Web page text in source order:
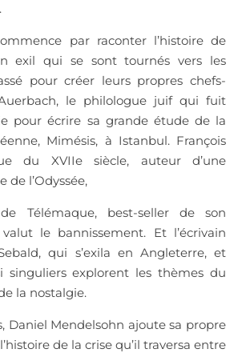
par raconter l’histoire de
exil qui se sont tournés vers les
pour créer leurs propres chefs-
le philologue juif qui fuit
pour écrire sa grande étude de la
Mimésis, à Istanbul. François
du XVIIe siècle, auteur d’une
de l’Odyssée,
Télémaque, best-seller de son
le bannissement. Et l’écrivain
qui s’exila en Angleterre, et
singuliers explorent les thèmes du
la nostalgie.
Daniel Mendelsohn ajoute sa propre
de la crise qu’il traversa entre